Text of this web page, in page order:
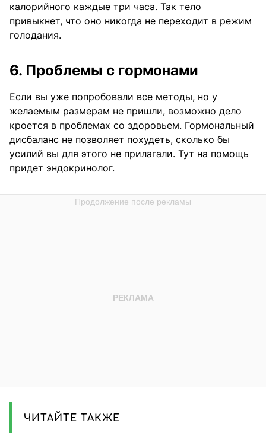
калорийного каждые три часа. Так тело
привыкнет, что оно никогда не переходит в режим
голодания.
6. Проблемы с гормонами
Если вы уже попробовали все методы, но у
желаемым размерам не пришли, возможно дело
кроется в проблемах со здоровьем. Гормональный
дисбаланс не позволяет похудеть, сколько бы
усилий вы для этого не прилагали. Тут на помощь
придет эндокринолог.
ЧИТАЙТЕ ТАКЖЕ